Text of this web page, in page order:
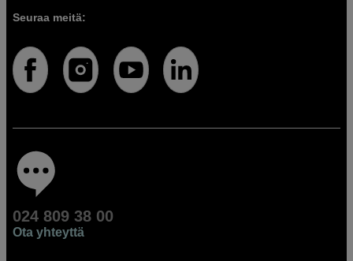
Seuraa meitä:
024 809 38 00
Ota yhteyttä